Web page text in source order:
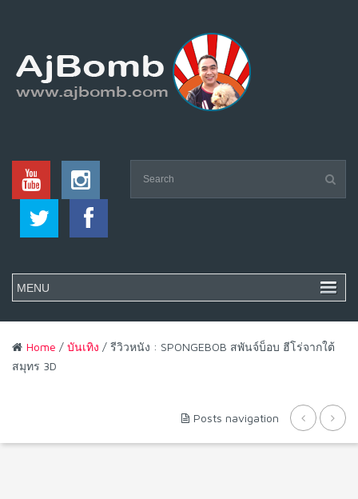
Home / บันเทิง / รีวิวหนัง : SPONGEBOB สพันจ์บ็อบ ฮีโร่จากใต้
สมุทร 3D
Posts navigation